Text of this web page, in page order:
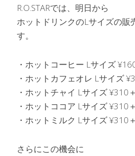
R.O.STARでは、明日から
ホットドリンクのLサイズの販
す。
・ホットコーヒー Lサイズ
・ホットカフェオレ Lサイズ
・ホットチャイ Lサイズ ¥310
・ホットココア Lサイズ ¥310
・ホットミルク Lサイズ ¥310
さらにこの機会に